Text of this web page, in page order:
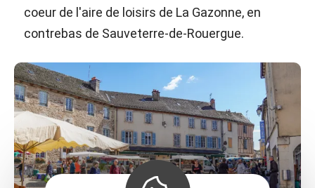
coeur de l'aire de loisirs de La Gazonne, en
contrebas de Sauveterre-de-Rouergue.